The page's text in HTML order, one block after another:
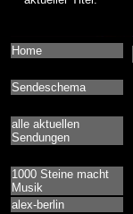
Home
Sendeschema
alle aktuellen
Sendungen
1000 Steine macht
Musik
alex-berlin